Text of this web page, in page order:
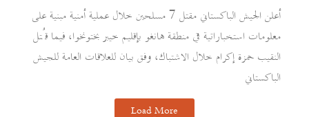
أعلن الجيش الباكستاني مقتل 7 مسلحين خلال عملية أمنية مبنية على
معلومات استخباراتية في منطقة هانغو بإقليم خيبر بختونخوا، فيما قُتل
النقيب حمزة إكرام خلال الاشتباك، وفق بيان للعلاقات العامة للجيش
الباكستاني
Load More